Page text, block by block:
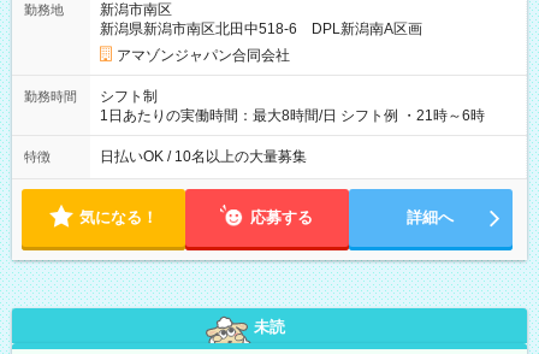
☆Amazon直雇用で安定して働けます！ 【試用期間】試用期間
あり 試用期間の長さ：1週間 雇用形態、給与は本採用時と同じ
です。
勤務地
新潟市南区
新潟県新潟市南区北田中518-6 DPL新潟南A区画
アマゾンジャパン合同会社
勤務時間
シフト制
1日あたりの実働時間：最大8時間/日 シフト例 ・21時～6時
特徴 日払いOK / 10名以上の大量募集
気になる！ 応募する 詳細へ
未読